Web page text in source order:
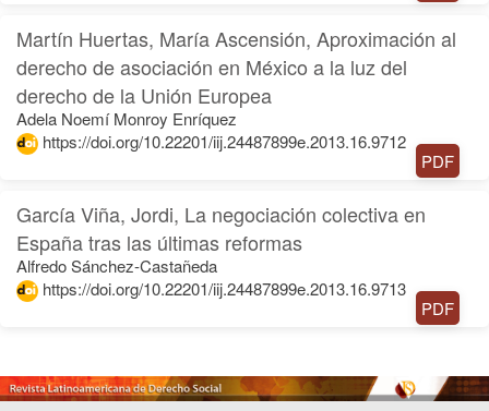
Martín Huertas, María Ascensión, Aproximación al
derecho de asociación en México a la luz del
derecho de la Unión Europea
Adela Noemí Monroy Enríquez
https://doi.org/10.22201/iij.24487899e.2013.16.9712
PDF
García Viña, Jordi, La negociación colectiva en
España tras las últimas reformas
Alfredo Sánchez-Castañeda
https://doi.org/10.22201/iij.24487899e.2013.16.9713
PDF